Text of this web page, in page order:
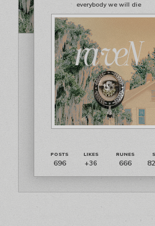
everybody we will die
696 +36 666